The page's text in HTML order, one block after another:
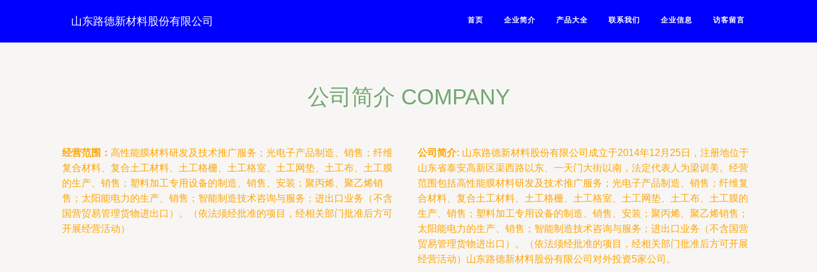
山东路德新材料股份有限公司 首页 企业简介 产品大全 联系我们 企业信息 访客留言
公司简介 COMPANY
经营范围： 高性能膜材料研发及技术推广服务；光电子产品制造、销售；纤维
复合材料、复合土工材料、土工格栅、土工格室、土工网垫、土工布、土工膜
的生产、销售；塑料加工专用设备的制造、销售、安装；聚丙烯、聚乙烯销
售；太阳能电力的生产、销售；智能制造技术咨询与服务；进出口业务（不含
国营贸易管理货物进出口）。（依法须经批准的项目，经相关部门批准后方可
开展经营活动）
公司简介: 山东路德新材料股份有限公司成立于2014年12月25日，注册地位于
山东省泰安高新区渠西路以东、一天门大街以南，法定代表人为梁训美。经营
范围包括高性能膜材料研发及技术推广服务；光电子产品制造、销售；纤维复
合材料、复合土工材料、土工格栅、土工格室、土工网垫、土工布、土工膜的
生产、销售；塑料加工专用设备的制造、销售、安装；聚丙烯、聚乙烯销售；
太阳能电力的生产、销售；智能制造技术咨询与服务；进出口业务（不含国营
贸易管理货物进出口）。（依法须经批准的项目，经相关部门批准后方可开展
经营活动）山东路德新材料股份有限公司对外投资5家公司。